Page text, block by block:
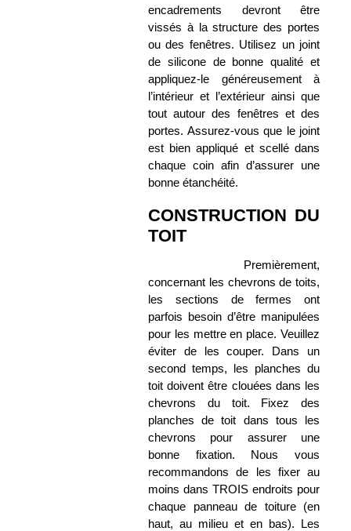
encadrements devront être
vissés à la structure des portes
ou des fenêtres. Utilisez un joint
de silicone de bonne qualité et
appliquez-le généreusement à
l’intérieur et l’extérieur ainsi que
tout autour des fenêtres et des
portes. Assurez-vous que le joint
est bien appliqué et scellé dans
chaque coin afin d’assurer une
bonne étanchéité.
CONSTRUCTION DU
TOIT
Premièrement,
concernant les chevrons de toits,
les sections de fermes ont
parfois besoin d’être manipulées
pour les mettre en place. Veuillez
éviter de les couper. Dans un
second temps, les planches du
toit doivent être clouées dans les
chevrons du toit. Fixez des
planches de toit dans tous les
chevrons pour assurer une
bonne fixation. Nous vous
recommandons de les fixer au
moins dans TROIS endroits pour
chaque panneau de toiture (en
haut, au milieu et en bas). Les